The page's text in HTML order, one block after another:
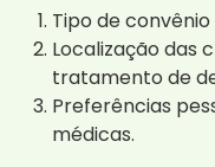
Tipo de
Localização das
tratamento de
Preferências
médicas.